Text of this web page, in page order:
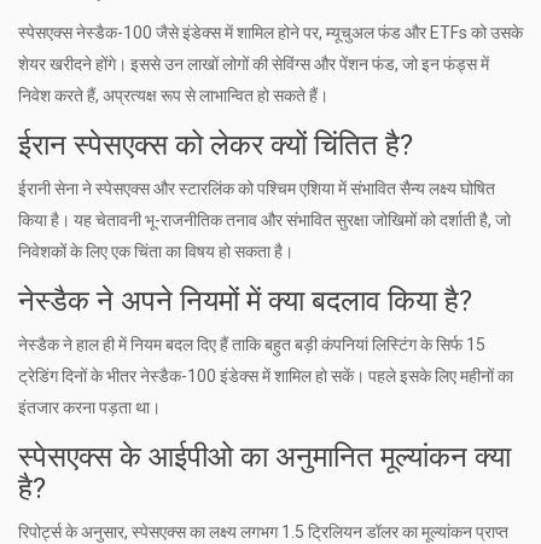
स्पेसएक्स नेस्डैक-100 जैसे इंडेक्स में शामिल होने पर, म्यूचुअल फंड और ETFs को उसके
शेयर खरीदने होंगे। इससे उन लाखों लोगों की सेविंग्स और पेंशन फंड, जो इन फंड्स में
निवेश करते हैं, अप्रत्यक्ष रूप से लाभान्वित हो सकते हैं।
ईरान स्पेसएक्स को लेकर क्यों चिंतित है?
ईरानी सेना ने स्पेसएक्स और स्टारलिंक को पश्चिम एशिया में संभावित सैन्य लक्ष्य घोषित
किया है। यह चेतावनी भू-राजनीतिक तनाव और संभावित सुरक्षा जोखिमों को दर्शाती है, जो
निवेशकों के लिए एक चिंता का विषय हो सकता है।
नेस्डैक ने अपने नियमों में क्या बदलाव किया है?
नेस्डैक ने हाल ही में नियम बदल दिए हैं ताकि बहुत बड़ी कंपनियां लिस्टिंग के सिर्फ 15
ट्रेडिंग दिनों के भीतर नेस्डैक-100 इंडेक्स में शामिल हो सकें। पहले इसके लिए महीनों का
इंतजार करना पड़ता था।
स्पेसएक्स के आईपीओ का अनुमानित मूल्यांकन क्या
है?
रिपोर्ट्स के अनुसार, स्पेसएक्स का लक्ष्य लगभग 1.5 ट्रिलियन डॉलर का मूल्यांकन प्राप्त